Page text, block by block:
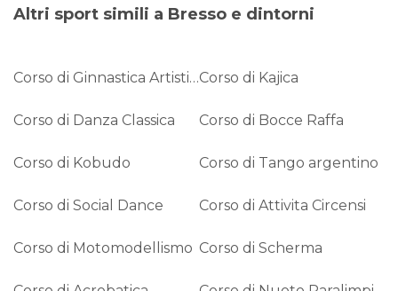
Altri sport simili a Bresso e dintorni
Corso di Ginnastica ArtisticaCorso di Kajica
Corso di Danza Classica Corso di Bocce Raffa
Corso di Kobudo Corso di Tango argentino
Corso di Social Dance Corso di Attivita Circensi
Corso di Motomodellismo Corso di Scherma